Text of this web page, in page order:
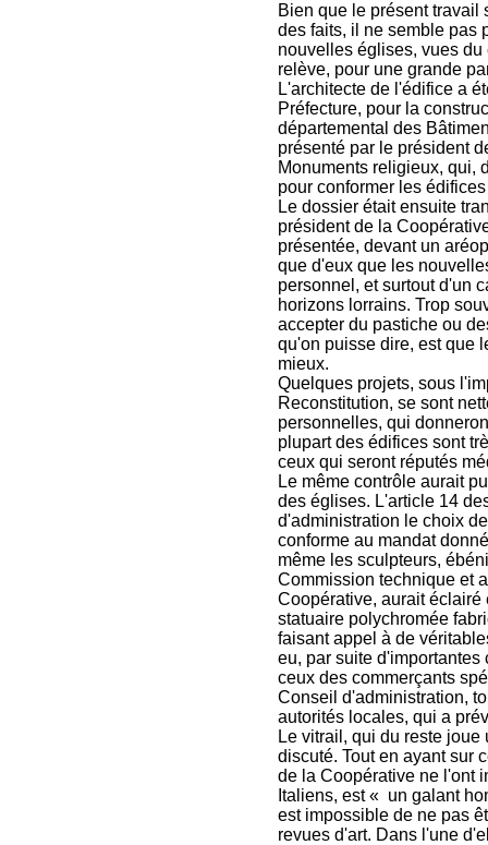
Bien que le présent
des faits, il ne semble pas
nouvelles églises, vues
relève, pour une grande
L'architecte de l'édifice a
Préfecture, pour la
départemental des
présenté par le président
Monuments religieux, qui,
pour conformer les
Le dossier était ensuite
président de la
présentée, devant un
que d'eux que les
personnel, et surtout d'un
horizons lorrains. Trop
accepter du pastiche ou
qu'on puisse dire, est que
mieux.
Quelques projets, sous
Reconstitution, se sont
personnelles, qui
plupart des édifices sont
ceux qui seront réputés
Le même contrôle aurait
des églises. L'article 14
d'administration le choix
conforme au mandat
même les sculpteurs,
Commission technique et
Coopérative, aurait
statuaire polychromée
faisant appel à de
eu, par suite
ceux des commerçants
Conseil d'administration,
autorités locales, qui a
Le vitrail, qui du reste
discuté. Tout en ayant sur
de la Coopérative ne l'ont
Italiens, est « un galant
est impossible de ne pas
revues d'art. Dans l'une